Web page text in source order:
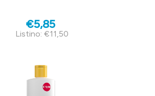
€5,85
Listino: €11,50